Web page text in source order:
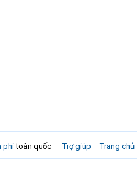
Trợ giúp Trang chủ
phítoàn quốc